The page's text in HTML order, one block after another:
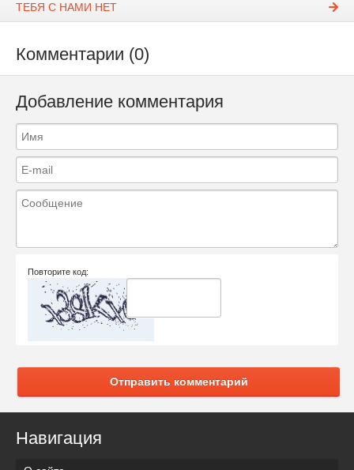
ТЕБЯ С НАМИ НЕТ
Комментарии (0)
Добавление комментария
Повторите код:
Отправить комментарий
Навигация